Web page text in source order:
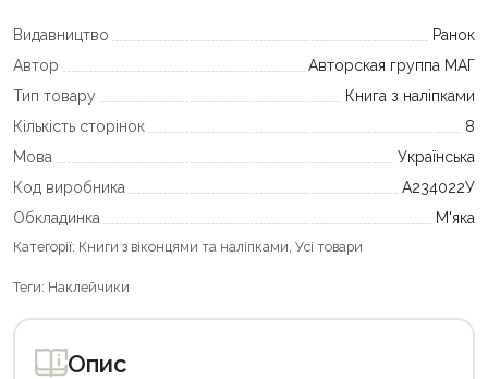
Видавництво
Ранок
Автор
Авторская группа МАГ
Тип товару
Книга з наліпками
Кількість сторінок
8
Мова
Українська
Код виробника
А234022У
Обкладинка
М'яка
Категорії: Книги з віконцями та наліпками Усі товари
Теги: Наклейчики
Опис